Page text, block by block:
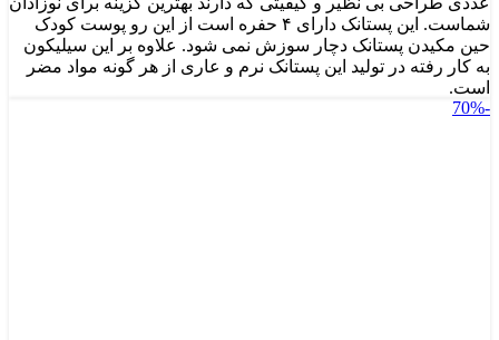
شماست. این پستانک دارای ۴ حفره است از این رو پوست کودک
حین مکیدن پستانک دچار سوزش نمی شود. علاوه بر این سیلیکون
به کار رفته در تولید این پستانک نرم و عاری از هر گونه مواد مضر
است.
-70%